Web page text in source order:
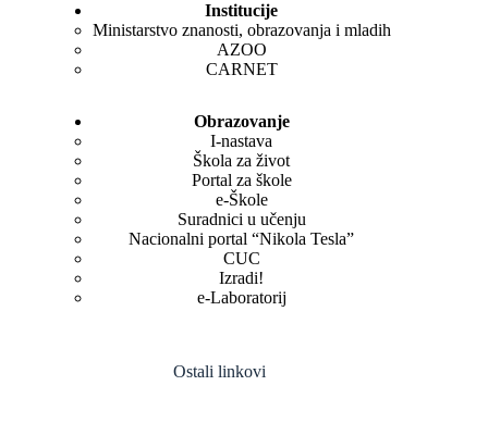
Institucije
Ministarstvo znanosti, obrazovanja i mladih
AZOO
CARNET
Obrazovanje
I-nastava
Škola za život
Portal za škole
e-Škole
Suradnici u učenju
Nacionalni portal “Nikola Tesla”
CUC
Izradi!
e-Laboratorij
Ostali linkovi